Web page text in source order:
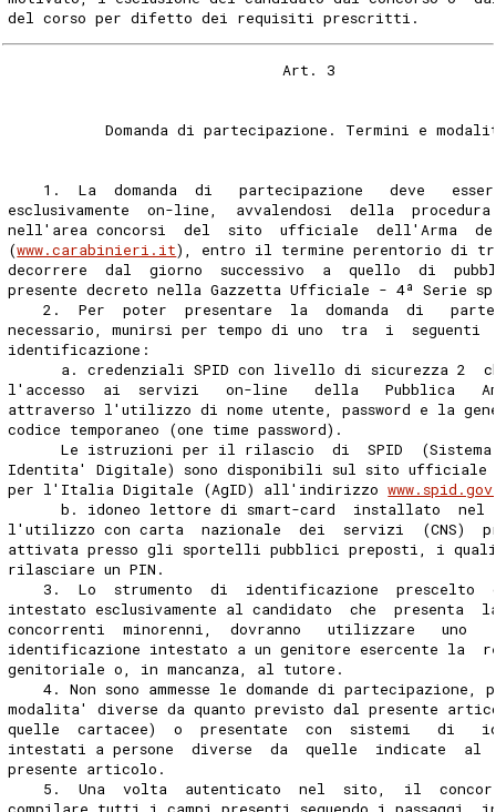
del corso per difetto dei requisiti prescritti.
                               Art. 3
Domanda di partecipazione. Termini e
1.  La  domanda  di   partecipazione   deve
esclusivamente  on-line,  avvalendosi  della
nell'area concorsi  del  sito  ufficiale  dell'Arma
(www.carabinieri.it), entro il termine perentorio di
decorrere  dal  giorno  successivo  a  quello  di
presente decreto nella Gazzetta Ufficiale - 4ª Serie
2.  Per  poter  presentare  la  domanda  di
necessario, munirsi per tempo di uno  tra  i  seguenti
identificazione:
a. credenziali SPID con livello di sicurezza 2
l'accesso  ai  servizi   on-line   della   Pubblica
attraverso l'utilizzo di nome utente, password e la
codice temporaneo (one time password).
Le istruzioni per il rilascio  di  SPID
Identita' Digitale) sono disponibili sul sito ufficiale
per l'Italia Digitale (AgID) all'indirizzo
b. idoneo lettore di smart-card  installato  nel
l'utilizzo con carta  nazionale  dei  servizi  (CNS)
attivata presso gli sportelli pubblici preposti, i quali
rilasciare un PIN.
3.  Lo  strumento  di  identificazione  prescelto
intestato esclusivamente al candidato  che  presenta
concorrenti  minorenni,  dovranno   utilizzare   uno
identificazione intestato a un genitore esercente la
genitoriale o, in mancanza, al tutore.
4. Non sono ammesse le domande di partecipazione,
modalita' diverse da quanto previsto dal presente
quelle  cartacee)  o  presentate  con  sistemi   di
intestati a persone  diverse  da  quelle  indicate  al
presente articolo.
5.  Una  volta  autenticato  nel  sito,  il